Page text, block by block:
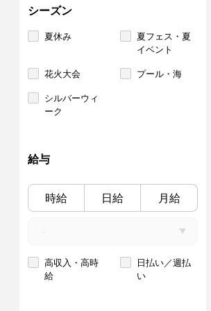
シーズン
夏休み
夏フェス・夏
イベント
花火大会 プール・海
シルバーウィ
ーク
給与
時給 日給 月給
高収入・高時
給
日払い／週払
い